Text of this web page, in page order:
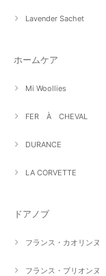
Lavender Sachet
ホームケア
Mi Woollies
FER À CHEVAL
DURANCE
LA CORVETTE
ドアノブ
フランス・カオリンヌ
フランス・ブリオンヌ